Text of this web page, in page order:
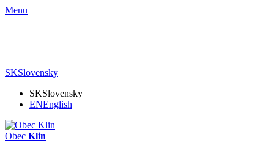
Menu
SKSlovensky
SKSlovensky
ENEnglish
Obec Klin